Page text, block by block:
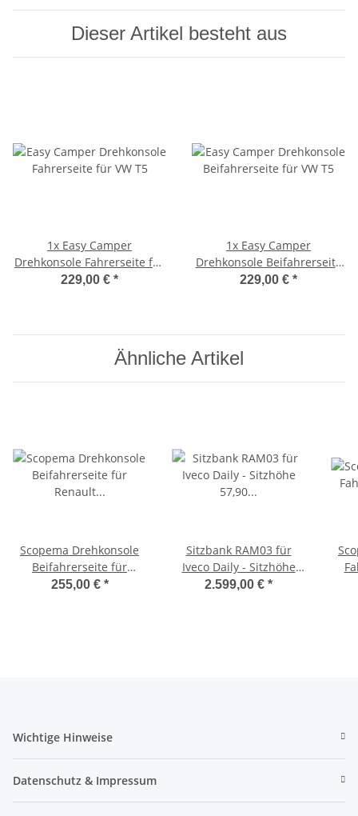
Dieser Artikel besteht aus
1x Easy Camper
Drehkonsole Fahrerseite für
VW T5
229,00 € *
1x Easy Camper
Drehkonsole Beifahrerseite
für VW T5
229,00 € *
Ähnliche Artikel
Scopema Drehkonsole
Beifahrerseite für
Renault Master X70,
255,00 € *
Sitzbank RAM03 für
Iveco Daily - Sitzhöhe
57,90 - 2 komfortable
2.599,00 € *
Wichtige Hinweise
Datenschutz & Impressum